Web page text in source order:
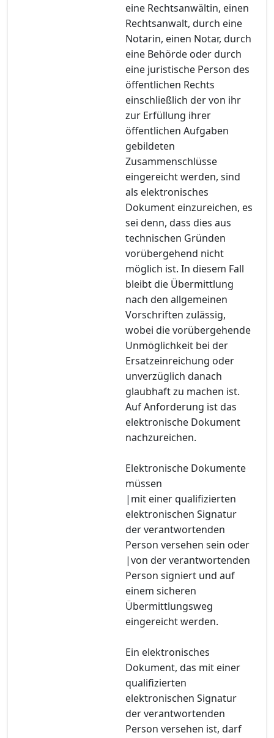
eine Rechtsanwältin, einen
Rechtsanwalt, durch eine
Notarin, einen Notar, durch
eine Behörde oder durch
eine juristische Person des
öffentlichen Rechts
einschließlich der von ihr
zur Erfüllung ihrer
öffentlichen Aufgaben
gebildeten
Zusammenschlüsse
eingereicht werden, sind
als elektronisches
Dokument einzureichen, es
sei denn, dass dies aus
technischen Gründen
vorübergehend nicht
möglich ist. In diesem Fall
bleibt die Übermittlung
nach den allgemeinen
Vorschriften zulässig,
wobei die vorübergehende
Unmöglichkeit bei der
Ersatzeinreichung oder
unverzüglich danach
glaubhaft zu machen ist.
Auf Anforderung ist das
elektronische Dokument
nachzureichen.
Elektronische Dokumente
müssen
|mit einer qualifizierten
elektronischen Signatur
der verantwortenden
Person versehen sein oder
|von der verantwortenden
Person signiert und auf
einem sicheren
Übermittlungsweg
eingereicht werden.
Ein elektronisches
Dokument, das mit einer
qualifizierten
elektronischen Signatur
der verantwortenden
Person versehen ist, darf